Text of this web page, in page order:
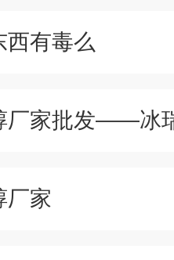
西有毒么
厂家批发——冰
厂家